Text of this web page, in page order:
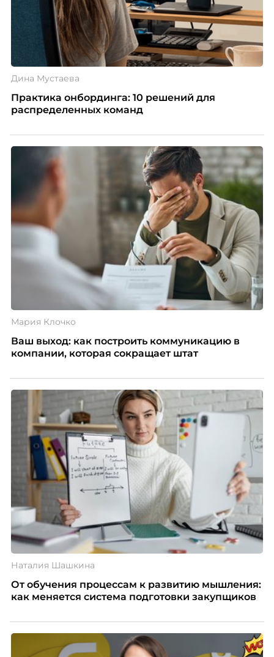
Дина Мустаева
Практика онбординга: 10 решений для
распределенных команд
Мария Клочко
Ваш выход: как построить коммуникацию в
компании, которая сокращает штат
Наталия Шашкина
От обучения процессам к развитию мышления:
как меняется система подготовки закупщиков